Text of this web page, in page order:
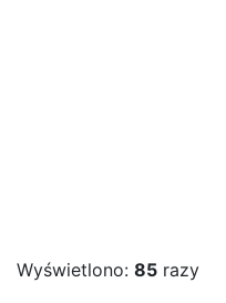
Wyświetlono: 85 razy